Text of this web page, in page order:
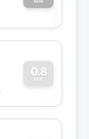
MW1
0.8
MW
0